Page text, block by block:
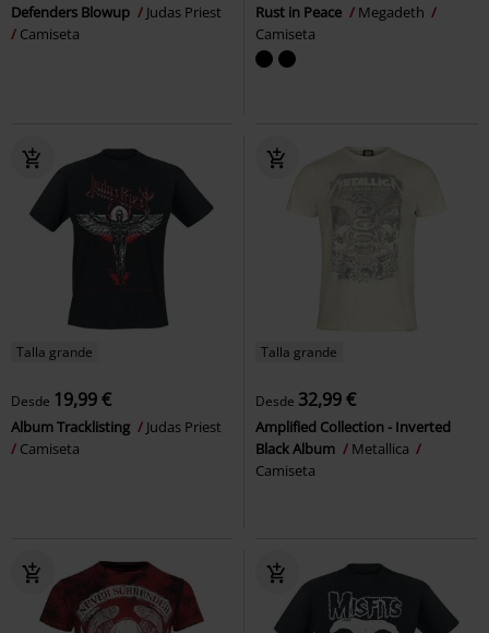
Defenders Blowup
Judas Priest
Camiseta
Rust in Peace
Megadeth
Camiseta
Talla grande
Desde 19,99 €
Album Tracklisting
Judas Priest
Camiseta
Talla grande
Desde 32,99 €
Amplified Collection - Inverted
Black Album
Metallica
Camiseta